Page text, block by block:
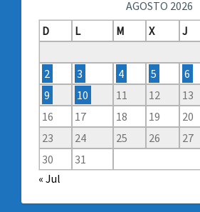
AGOSTO 2026
D
L M X J
2
3 4 5 6
9
10 11 12 13
16
17 18 19 20
23
24 25 26 27
30
31
« Jul